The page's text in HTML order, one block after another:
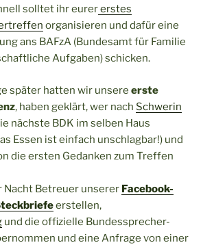
solltet ihr eurererstes
organisieren und dafür eine
ans BAFzA (Bundesamt für Familie
Aufgaben) schicken.
später hatten wir unsere erste
, haben geklärt, wer nach Schwerin
nächste BDK im selben Haus
Essen ist einfach unschlagbar!) und
die ersten Gedanken zum Treffen
Nacht Betreuer unserer Facebook-
erstellen,
und die offizielle Bundessprecher-
und eine Anfrage von einer